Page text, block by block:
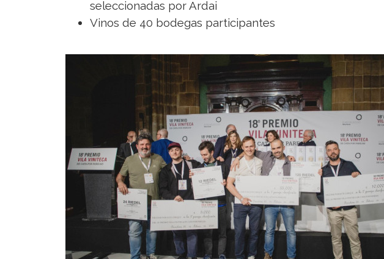
seleccionadas por Ardai
Vinos de 40 bodegas participantes